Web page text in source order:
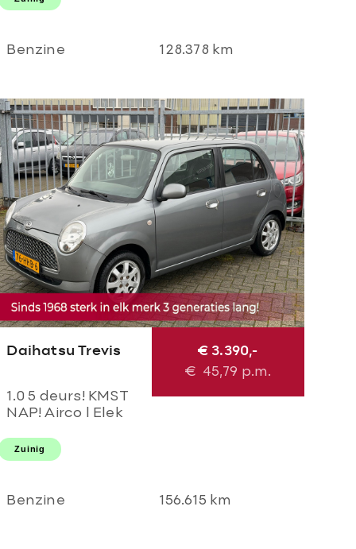
LED l Cruise l
Benzine 128.378 km
Daihatsu Trevis
1.0 5 deurs! KMST
NAP! Airco l Elek
Centraal l Parrot!
TOPSTAAT l 2
ODNERHOUDEN!
€ 3.390,-
€ 45,79 p.m.
Zuinig
Benzine 156.615 km